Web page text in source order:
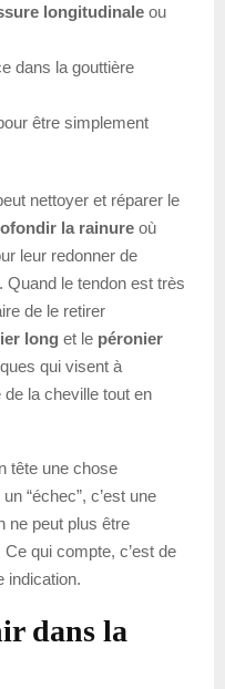
longitudinale ou
dans la gouttière
être simplement
nettoyer et réparer le
la rainure où
leur redonner de
Quand le tendon est très
de le retirer
long et le péronier
qui visent à
la cheville tout en
tête une chose
“échec”, c’est une
ne peut plus être
qui compte, c’est de
indication.
dans la